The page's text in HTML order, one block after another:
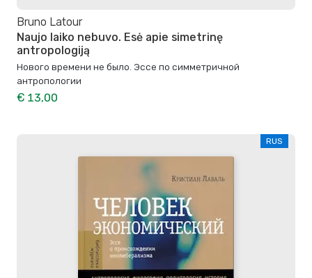
Bruno Latour
Naujo laiko nebuvo. Esė apie simetrinę
antropologiją
Нового времени не было. Эссе по симметричной
антропологии
€ 13,00
RUS